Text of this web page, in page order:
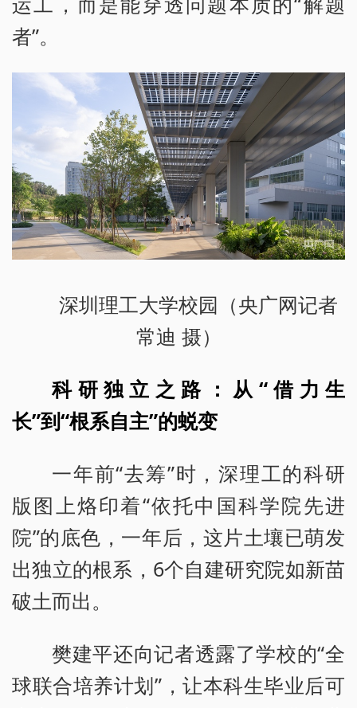
者”。
深圳理工大学校园（央广网记者
常迪 摄）
科研独立之路：从“借力生
长”到“根系自主”的蜕变
一年前“去筹”时，深理工的科研
版图上烙印着“依托中国科学院先进
院”的底色，一年后，这片土壤已萌发
出独立的根系，6个自建研究院如新苗
破土而出。
樊建平还向记者透露了学校的“全
球联合培养计划”，让本科生毕业后可